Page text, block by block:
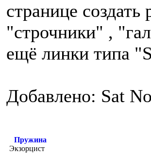
странице
"строчники" ,
ещё линки типа
Добавлено: Sat
Пружина
Экзорцист